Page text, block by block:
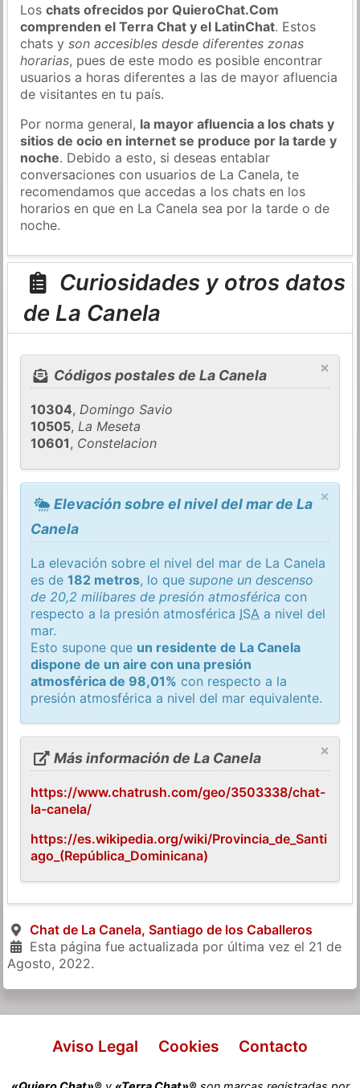
Loschats ofrecidos por QuieroChat.Com
comprenden el Terra Chat y el LatinChat. Estos
chats yson accesibles desde diferentes zonas
horarias, pues de este modo es posible encontrar
usuarios a horas diferentes a las de mayor afluencia
de visitantes en tu país.
Por norma general, la mayor afluencia a los chats y
sitios de ocio en internet se produce por la tarde y
noche. Debido a esto, si deseas entablar
conversaciones con usuarios de La Canela, te
recomendamos que accedas a los chats en los
horarios en que en La Canela sea por la tarde o de
noche.
Curiosidades y otros datos
de La Canela
×
Códigos postales de La Canela
10304,Domingo Savio
10505,La Meseta
10601, Constelacion
×
Elevación sobre el nivel del mar de La
Canela
La elevación sobre el nivel del mar de La Canela
es de182 metros, lo quesupone un descenso
de 20,2 milibares de presión atmosférica con
respecto a la presión atmosférica ISA a nivel del
mar.
Esto supone que un residente de La Canela
dispone de un aire con una presión
atmosférica de 98,01% con respecto a la
presión atmosférica a nivel del mar equivalente.
×
Más información de La Canela
https://www.chatrush.com/geo/3503338/chat-
la-canela/
https://es.wikipedia.org/wiki/Provincia_de_Santi
ago_(República_Dominicana)
Chat de La Canela, Santiago de los Caballeros
Esta página fue actualizada por última vez el 21 de
Agosto, 2022.
Aviso Legal Cookies Contacto